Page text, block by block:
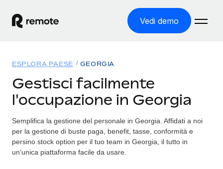
Vedi demo
ASSUMI NEL MONDO
Global Payroll
Gestisci il payroll a norma, in tutta semplicità
Employer of Record
Soluzioni
COPERTURA GLOBALE
Ricerca paesi
Trova i servizi di supporto all’impiego per ogni Paese
Tariffe
ESPLORA PAESE GEORGIA
Gestisci facilmente
l'occupazione in Georgia
Semplifica la gestione del personale in Georgia. Affidati a noi
per la gestione di buste paga, benefit, tasse, conformità e
persino stock option per il tuo team in Georgia, il tutto in
un'unica piattaforma facile da usare.